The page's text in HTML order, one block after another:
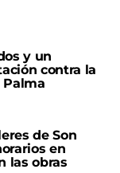
y un
contra la
de Son
en
las obras